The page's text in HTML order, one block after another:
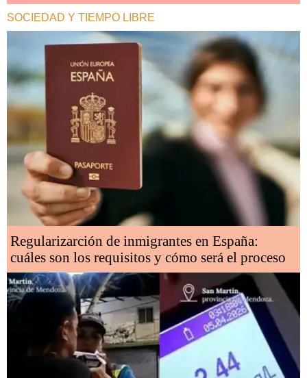
SOCIEDAD Y TIEMPO LIBRE
Regularizarción de inmigrantes en España:
cuáles son los requisitos y cómo será el proceso